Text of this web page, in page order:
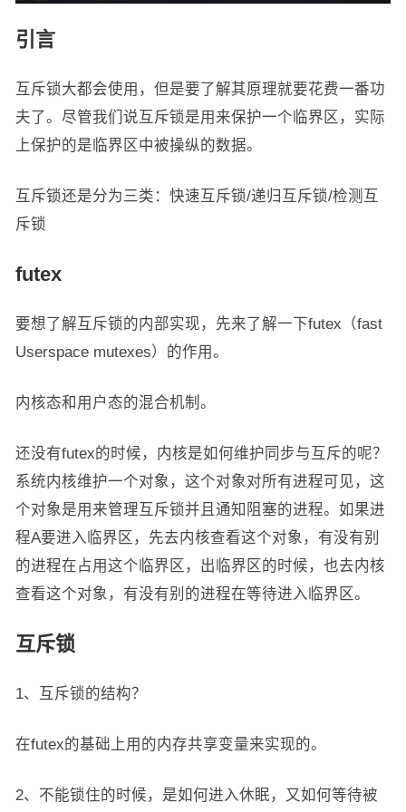
引言
互斥锁大都会使用，但是要了解其原理就要花费一番功
夫了。尽管我们说互斥锁是用来保护一个临界区，实际
上保护的是临界区中被操纵的数据。
互斥锁还是分为三类：快速互斥锁/递归互斥锁/检测互
斥锁
futex
要想了解互斥锁的内部实现，先来了解一下futex（fast
Userspace mutexes）的作用。
内核态和用户态的混合机制。
还没有futex的时候，内核是如何维护同步与互斥的呢？
系统内核维护一个对象，这个对象对所有进程可见，这
个对象是用来管理互斥锁并且通知阻塞的进程。如果进
程A要进入临界区，先去内核查看这个对象，有没有别
的进程在占用这个临界区，出临界区的时候，也去内核
查看这个对象，有没有别的进程在等待进入临界区。
互斥锁
1、互斥锁的结构？
在futex的基础上用的内存共享变量来实现的。
2、不能锁住的时候，是如何进入休眠，又如何等待被